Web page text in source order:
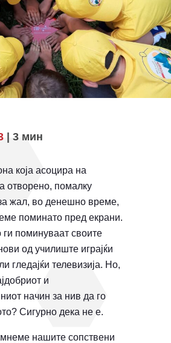
| 3 мин
која асоцира на
отворено, помалку
жал, во денешно време,
поминато пред екрани.
ги поминуваат своите
од училиште играјќи
гледајќи телевизија. Но,
и
начин за нив да го
Сигурно дека не е.
нашите сопствени